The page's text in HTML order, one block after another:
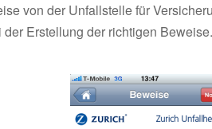
von der Unfallstelle für
Erstellung der richtigen Beweise.